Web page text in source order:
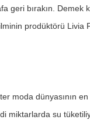
geri bırakın. Demek
prodüktörü Livia
moda dünyasının en
miktarlarda su